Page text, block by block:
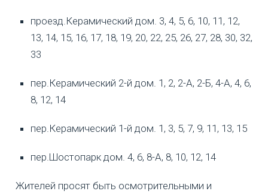
проезд.Керамический дом. 3, 4, 5, 6, 10, 11, 12,
13, 14, 15, 16, 17, 18, 19, 20, 22, 25, 26, 27, 28, 30, 32,
33
пер.Керамический 2-й дом. 1, 2, 2-А, 2-Б, 4-А, 4, 6,
8, 12, 14
пер.Керамический 1-й дом. 1, 3, 5, 7, 9, 11, 13, 15
пер.Шостопарк дом. 4, 6, 8-А, 8, 10, 12, 14
Жителей просят быть осмотрительными и